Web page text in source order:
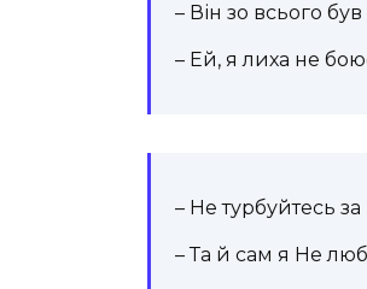
– Він зо всього
– Ей, я лиха не
– Не турбуйтесь
– Та й сам я Не